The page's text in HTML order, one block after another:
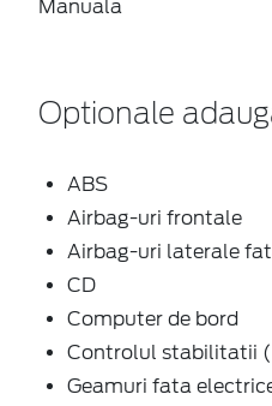
Manuala
Optionale
ABS
Airbag-uri frontale
Airbag-uri laterale
CD
Computer de bord
Controlul stabilitatii
Geamuri fata